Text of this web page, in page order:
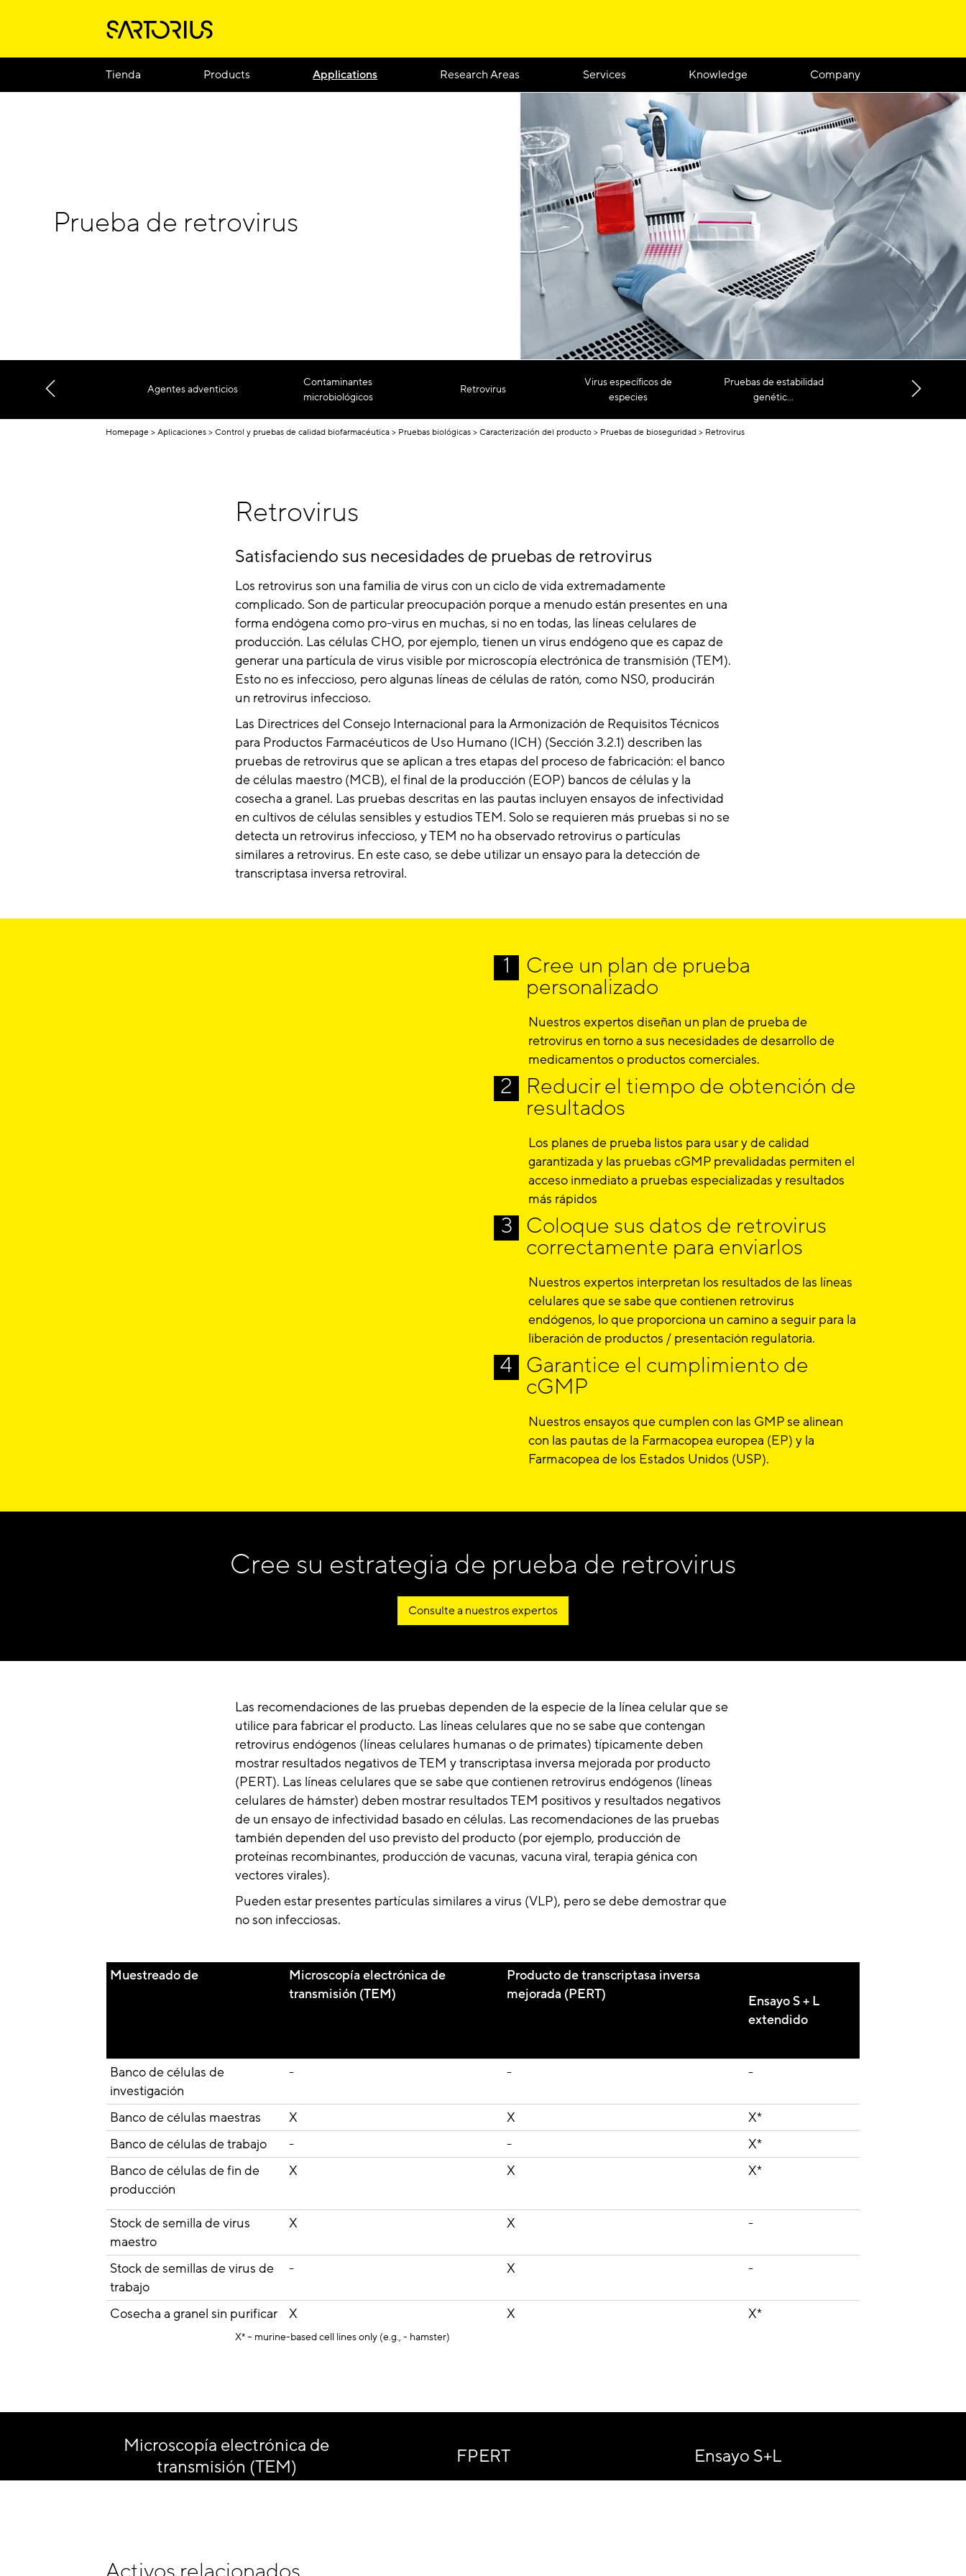
Tienda Products Applications Research Areas Services Knowledge Company
Prueba de retrovirus
Agentes adventicios
Contaminantes
microbiológicos
Retrovirus
Virus específicos de
especies
Pruebas de estabilidad
genétic...
Homepage Aplicaciones Control y pruebas de calidad biofarmacéutica Pruebas biológicas Caracterización del producto Pruebas de bioseguridad Retrovirus
Retrovirus
Satisfaciendo sus necesidades de pruebas de retrovirus
Los retrovirus son una familia de virus con un ciclo de vida extremadamente
complicado. Son de particular preocupación porque a menudo están presentes en una
forma endógena como pro-virus en muchas, si no en todas, las líneas celulares de
producción. Las células CHO, por ejemplo, tienen un virus endógeno que es capaz de
generar una partícula de virus visible por microscopía electrónica de transmisión (TEM).
Esto no es infeccioso, pero algunas líneas de células de ratón, como NS0, producirán
un retrovirus infeccioso.
Las Directrices del Consejo Internacional para la Armonización de Requisitos Técnicos
para Productos Farmacéuticos de Uso Humano (ICH) (Sección 3.2.1) describen las
pruebas de retrovirus que se aplican a tres etapas del proceso de fabricación: el banco
de células maestro (MCB), el final de la producción (EOP) bancos de células y la
cosecha a granel. Las pruebas descritas en las pautas incluyen ensayos de infectividad
en cultivos de células sensibles y estudios TEM. Solo se requieren más pruebas si no se
detecta un retrovirus infeccioso, y TEM no ha observado retrovirus o partículas
similares a retrovirus. En este caso, se debe utilizar un ensayo para la detección de
transcriptasa inversa retroviral.
Cree un plan de prueba
personalizado
Nuestros expertos diseñan un plan de prueba de
retrovirus en torno a sus necesidades de desarrollo de
medicamentos o productos comerciales.
Reducir el tiempo de obtención de
resultados
Los planes de prueba listos para usar y de calidad
garantizada y las pruebas cGMP prevalidadas permiten el
acceso inmediato a pruebas especializadas y resultados
más rápidos
Coloque sus datos de retrovirus
correctamente para enviarlos
Nuestros expertos interpretan los resultados de las líneas
celulares que se sabe que contienen retrovirus
endógenos, lo que proporciona un camino a seguir para la
liberación de productos / presentación regulatoria.
Garantice el cumplimiento de
cGMP
Nuestros ensayos que cumplen con las GMP se alinean
con las pautas de la Farmacopea europea (EP) y la
Farmacopea de los Estados Unidos (USP).
Cree su estrategia de prueba de retrovirus
Consulte a nuestros expertos
Las recomendaciones de las pruebas dependen de la especie de la línea celular que se
utilice para fabricar el producto. Las líneas celulares que no se sabe que contengan
retrovirus endógenos (líneas celulares humanas o de primates) típicamente deben
mostrar resultados negativos de TEM y transcriptasa inversa mejorada por producto
(PERT). Las líneas celulares que se sabe que contienen retrovirus endógenos (líneas
celulares de hámster) deben mostrar resultados TEM positivos y resultados negativos
de un ensayo de infectividad basado en células. Las recomendaciones de las pruebas
también dependen del uso previsto del producto (por ejemplo, producción de
proteínas recombinantes, producción de vacunas, vacuna viral, terapia génica con
vectores virales).
Pueden estar presentes partículas similares a virus (VLP), pero se debe demostrar que
no son infecciosas.
Muestreado de
Microscopía electrónica de
transmisión (TEM)
Producto de transcriptasa inversa
mejorada (PERT)
Ensayo S + L
extendido
Banco de células de
investigación
- - -
Banco de células maestras X X
X*
Banco de células de trabajo
- -
X*
Banco de células de fin de
producción
X X X*
Stock de semilla de virus
maestro
X X -
Stock de semillas de virus de
trabajo
- X -
Cosecha a granel sin purificar X X
X*
-
X* – murine-based cell lines only (e.g., - hamster)
Microscopía electrónica de
transmisión (TEM)
FPERT Ensayo S+L